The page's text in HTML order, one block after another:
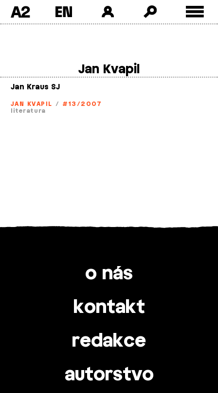
A2
Jan Kvapil
Jan Kraus SJ
JAN KVAPIL / #13/2007
literatura
o nás
kontakt
redakce
autorstvo